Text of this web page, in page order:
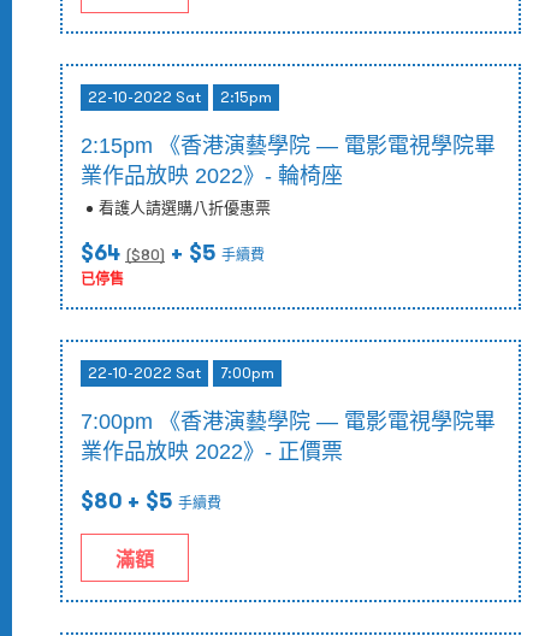
22-10-2022 Sat 2:15pm
2:15pm 《香港演藝學院 — 電影電視學院畢
業作品放映 2022》- 輪椅座
看護人請選購八折優惠票
$64 ($80) + $5 手續費
已停售
22-10-2022 Sat 7:00pm
7:00pm 《香港演藝學院 — 電影電視學院畢
業作品放映 2022》- 正價票
$80 + $5 手續費
滿額